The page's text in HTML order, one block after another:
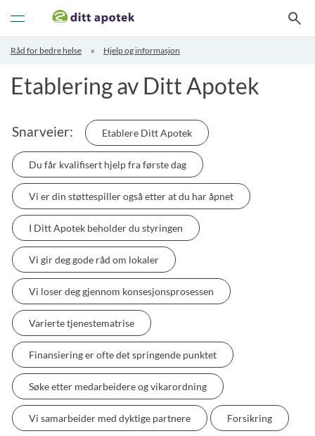
Veksle
Råd for bedre helse Hjelp og informasjon
Etablering av Ditt Apotek
Snarveier: Etablere Ditt Apotek
Du får kvalifisert hjelp fra første dag
Vi er din støttespiller også etter at du har åpnet
I Ditt Apotek beholder du styringen
Vi gir deg gode råd om lokaler
Vi loser deg gjennom konsesjonsprosessen
Varierte tjenestematrise
Finansiering er ofte det springende punktet
Søke etter medarbeidere og vikarordning
Vi samarbeider med dyktige partnere Forsikring